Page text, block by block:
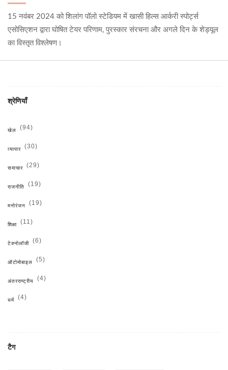
15 नवंबर 2024 को शिलांग पॉलो स्टेडियम में खासी हिल्स आर्करी स्पोर्ट्स
एसोसिएशन द्वारा घोषित टेयर परिणाम, पुरस्कार संरचना और अगले दिन के शेड्यूल
का विस्तृत विश्लेषण।
श्रेणियाँ
खेल (94)
व्यापार (30)
समाचार (29)
राजनीति (19)
मनोरंजन (19)
शिक्षा (11)
टेक्नोलॉजी (6)
ऑटोमोबाइल (5)
अंतरराष्ट्रीय (4)
धर्म (4)
टैग